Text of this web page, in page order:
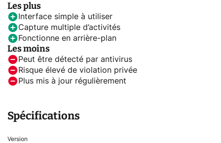
Les plus
Interface simple à utiliser
Capture multiple d’activités
Fonctionne en arrière-plan
Les moins
Peut être détecté par antivirus
Risque élevé de violation privée
Plus mis à jour régulièrement
Spécifications
Version